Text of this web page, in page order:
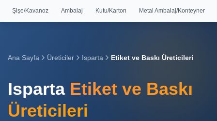
Şişe/Kavanoz Ambalaj Kutu/Karton Metal Ambalaj/Konteyner
Giriş yapın
Giriş
Yap
Ol
Ana Sayfa Üreticiler Isparta Etiket ve Baskı Üreticileri
Isparta Etiket ve Baskı
Üreticileri